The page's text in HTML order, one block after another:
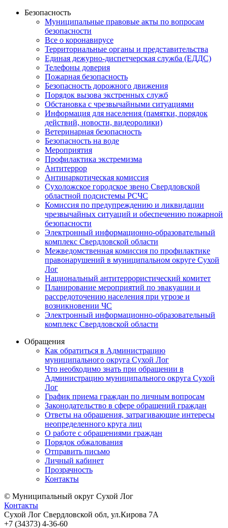
Безопасность
Муниципальные правовые акты по вопросам
безопасности
Все о коронавирусе
Территориальные органы и представительства
Единая дежурно-диспетчерская служба (ЕДДС)
Телефоны доверия
Пожарная безопасность
Безопасность дорожного движения
Порядок вызова экстренных служб
Обстановка с чрезвычайными ситуациями
Информация для населения (памятки, порядок
действий, новости, видеоролики)
Ветеринарная безопасность
Безопасность на воде
Мероприятия
Профилактика экстремизма
Антитеррор
Антинаркотическая комиссия
Сухоложское городское звено Свердловской
областной подсистемы РСЧС
Комиссия по предупреждению и ликвидации
чрезвычайных ситуаций и обеспечению пожарной
безопасности
Электронный информационно-образовательный
комплекс Cвердловской области
Межведомственная комиссия по профилактике
правонарушений в муниципальном округе Сухой
Лог
Национальный антитеррористический комитет
Планирование мероприятий по эвакуации и
рассредоточению населения при угрозе и
возникновении ЧС
Электронный информационно-образовательный
комплекс Свердловской области
Обращения
Как обратиться в Администрацию
муниципального округа Сухой Лог
Что необходимо знать при обращении в
Администрацию муниципального округа Сухой
Лог
График приема граждан по личным вопросам
Законодательство в сфере обращений граждан
Ответы на обращения, затрагивающие интересы
неопределенного круга лиц
О работе с обращениями граждан
Порядок обжалования
Отправить письмо
Личный кабинет
Прозрачность
Контакты
© Муниципальный округ Сухой Лог
Контакты
Сухой Лог Свердловской обл, ул.Кирова 7А
+7 (34373) 4-36-60